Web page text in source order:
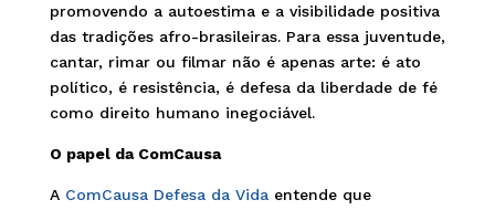
promovendo a autoestima e a visibilidade positiva
das tradições afro-brasileiras. Para essa juventude,
cantar, rimar ou filmar não é apenas arte: é ato
político, é resistência, é defesa da liberdade de fé
como direito humano inegociável.
O papel da ComCausa
A ComCausa Defesa da Vidaentende que